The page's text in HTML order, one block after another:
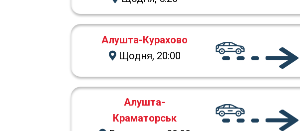
Алушта-Курахово
Щодня, 20:00
Алушта-
Краматорськ